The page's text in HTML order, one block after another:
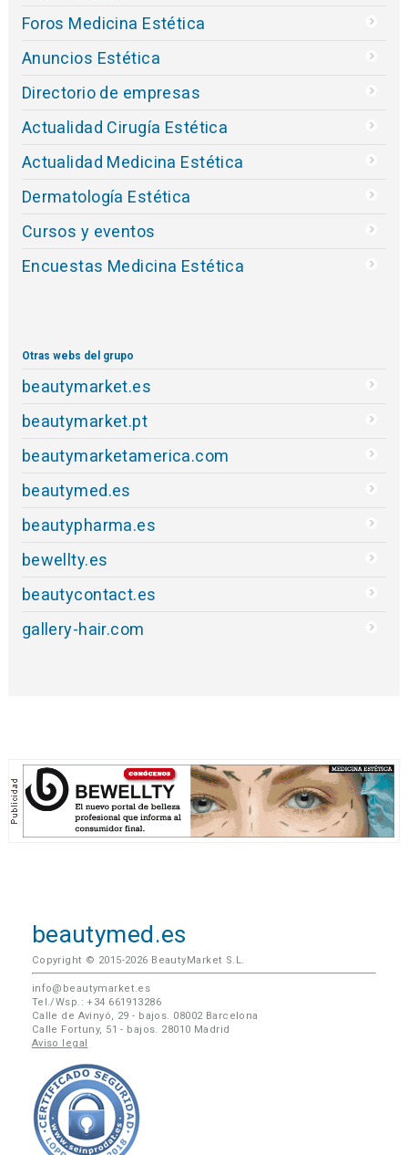
Foros Medicina Estética
Anuncios Estética
Directorio de empresas
Actualidad Cirugía Estética
Actualidad Medicina Estética
Dermatología Estética
Cursos y eventos
Encuestas Medicina Estética
Otras webs del grupo
beautymarket.es
beautymarket.pt
beautymarketamerica.com
beautymed.es
beautypharma.es
bewellty.es
beautycontact.es
gallery-hair.com
beautymed.es
Copyright © 2015-2026 BeautyMarket S.L.
info@beautymarket.es
Tel./Wsp.: +34 661913286
Calle de Avinyó, 29 - bajos. 08002 Barcelona
Calle Fortuny, 51 - bajos. 28010 Madrid
Aviso legal